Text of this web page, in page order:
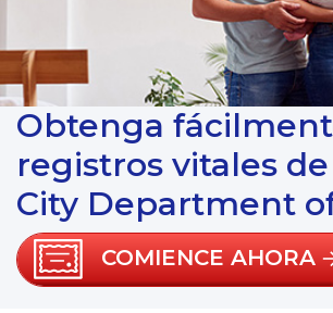
Obtenga
registros vitales
City Department
COMIENCE AHORA